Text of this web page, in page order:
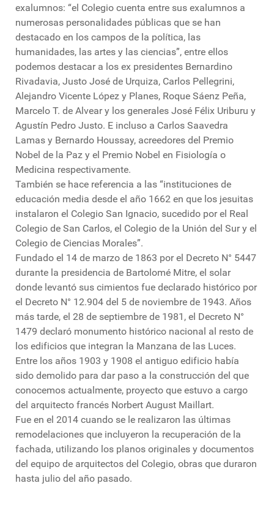
exalumnos: “el Colegio cuenta entre sus exalumnos a
numerosas personalidades públicas que se han
destacado en los campos de la política, las
humanidades, las artes y las ciencias”, entre ellos
podemos destacar a los ex presidentes Bernardino
Rivadavia, Justo José de Urquiza, Carlos Pellegrini,
Alejandro Vicente López y Planes, Roque Sáenz Peña,
Marcelo T. de Alvear y los generales José Félix Uriburu y
Agustín Pedro Justo. E incluso a Carlos Saavedra
Lamas y Bernardo Houssay, acreedores del Premio
Nobel de la Paz y el Premio Nobel en Fisiología o
Medicina respectivamente.
También se hace referencia a las “instituciones de
educación media desde el año 1662 en que los jesuitas
instalaron el Colegio San Ignacio, sucedido por el Real
Colegio de San Carlos, el Colegio de la Unión del Sur y el
Colegio de Ciencias Morales”.
Fundado el 14 de marzo de 1863 por el Decreto N° 5447
durante la presidencia de Bartolomé Mitre, el solar
donde levantó sus cimientos fue declarado histórico por
el Decreto N° 12.904 del 5 de noviembre de 1943. Años
más tarde, el 28 de septiembre de 1981, el Decreto N°
1479 declaró monumento histórico nacional al resto de
los edificios que integran la Manzana de las Luces.
Entre los años 1903 y 1908 el antiguo edificio había
sido demolido para dar paso a la construcción del que
conocemos actualmente, proyecto que estuvo a cargo
del arquitecto francés Norbert August Maillart.
Fue en el 2014 cuando se le realizaron las últimas
remodelaciones que incluyeron la recuperación de la
fachada, utilizando los planos originales y documentos
del equipo de arquitectos del Colegio, obras que duraron
hasta julio del año pasado.